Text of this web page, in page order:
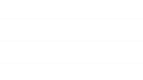
Smartec